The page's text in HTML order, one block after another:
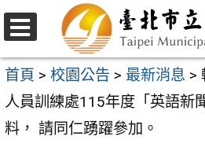
跳
至
主
要
內
選
單
首頁 > 校園公告 > 最新消息 >
人員訓練處115年度「英語新
料， 請同仁踴躍參加。